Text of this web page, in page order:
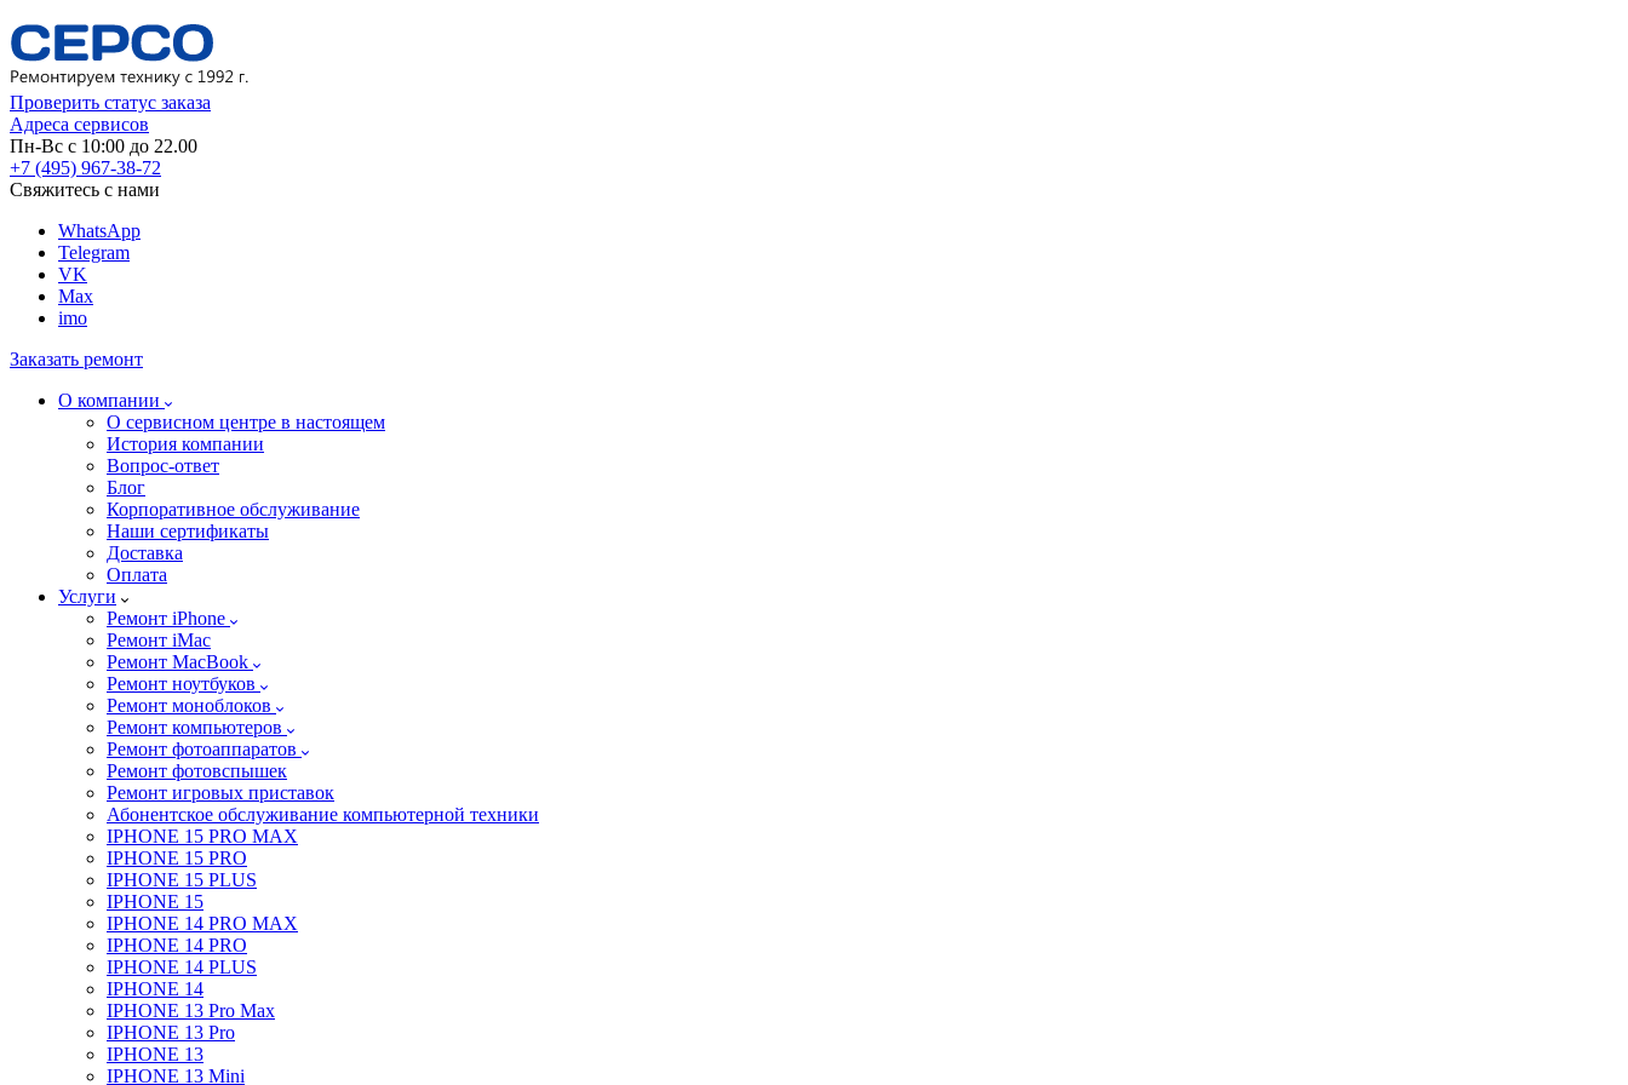
Проверить статус заказа
Адреса сервисов
Пн-Вс с 10:00 до 22.00
+7 (495) 967-38-72
Свяжитесь с нами
WhatsApp
Telegram
VK
Max
imo
Заказать ремонт
О компании
О сервисном центре в настоящем
История компании
Вопрос-ответ
Блог
Корпоративное обслуживание
Наши сертификаты
Доставка
Оплата
Услуги
Ремонт iPhone
Ремонт iMac
Ремонт MacBook
Ремонт ноутбуков
Ремонт моноблоков
Ремонт компьютеров
Ремонт фотоаппаратов
Ремонт фотовспышек
Ремонт игровых приставок
Абонентское обслуживание компьютерной техники
IPHONE 15 PRO MAX
IPHONE 15 PRO
IPHONE 15 PLUS
IPHONE 15
IPHONE 14 PRO MAX
IPHONE 14 PRO
IPHONE 14 PLUS
IPHONE 14
IPHONE 13 Pro Max
IPHONE 13 Pro
IPHONE 13
IPHONE 13 Mini